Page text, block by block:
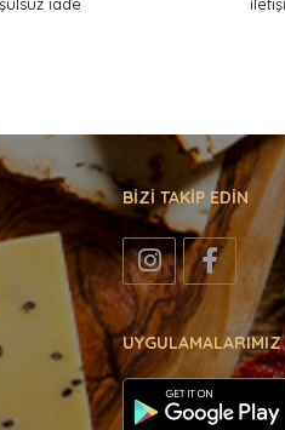
BİZİ TAKİP EDİN
UYGULAMALARIMIZ